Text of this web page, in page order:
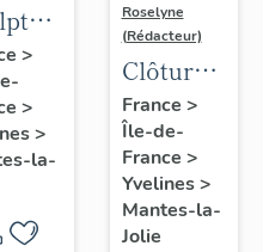
>
>
>
la-
Roselyne
(Rédacteur)
Clôture
de
chœur
France >
Île-de-
France >
Yvelines>
Mantes-la-
Jolie